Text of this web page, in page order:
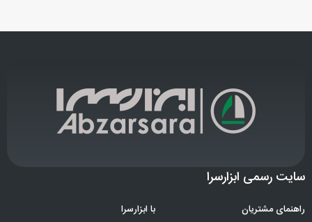
سایت رسمی ابزارسرا
راهنمای مشتریان با ابزارسرا